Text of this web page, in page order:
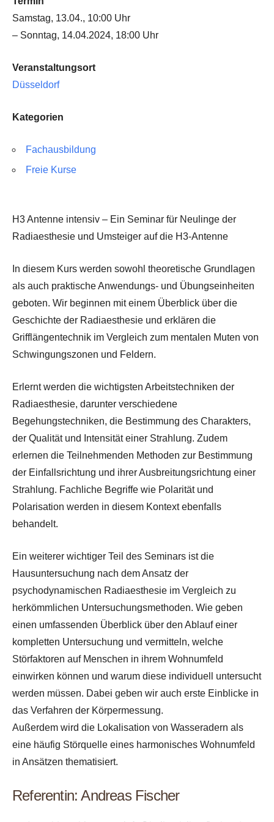
Samstag, 13.04., 10:00 Uhr
– Sonntag, 14.04.2024, 18:00 Uhr
Veranstaltungsort
Düsseldorf
Kategorien
Fachausbildung
Freie Kurse
H3 Antenne intensiv – Ein Seminar für Neulinge der
Radiaesthesie und Umsteiger auf die H3-Antenne
In diesem Kurs werden sowohl theoretische Grundlagen
als auch praktische Anwendungs- und Übungseinheiten
geboten. Wir beginnen mit einem Überblick über die
Geschichte der Radiaesthesie und erklären die
Grifflängentechnik im Vergleich zum mentalen Muten von
Schwingungszonen und Feldern.
Erlernt werden die wichtigsten Arbeitstechniken der
Radiaesthesie, darunter verschiedene
Begehungstechniken, die Bestimmung des Charakters,
der Qualität und Intensität einer Strahlung. Zudem
erlernen die Teilnehmenden Methoden zur Bestimmung
der Einfallsrichtung und ihrer Ausbreitungsrichtung einer
Strahlung. Fachliche Begriffe wie Polarität und
Polarisation werden in diesem Kontext ebenfalls
behandelt.
Ein weiterer wichtiger Teil des Seminars ist die
Hausuntersuchung nach dem Ansatz der
psychodynamischen Radiaesthesie im Vergleich zu
herkömmlichen Untersuchungsmethoden. Wie geben
einen umfassenden Überblick über den Ablauf einer
kompletten Untersuchung und vermitteln, welche
Störfaktoren auf Menschen in ihrem Wohnumfeld
einwirken können und warum diese individuell untersucht
werden müssen. Dabei geben wir auch erste Einblicke in
das Verfahren der Körpermessung.
Außerdem wird die Lokalisation von Wasseradern als
eine häufig Störquelle eines harmonisches Wohnumfeld
in Ansätzen thematisiert.
Referentin: Andreas Fischer